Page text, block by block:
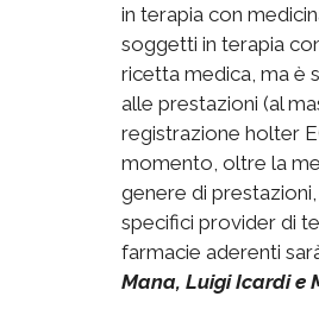
in terapia con
soggetti in terapia
ricetta medica, ma è
alle prestazioni (al
registrazione holter
momento, oltre la
genere di
specifici provider di
farmacie aderenti
Mana, Luigi Icardi e